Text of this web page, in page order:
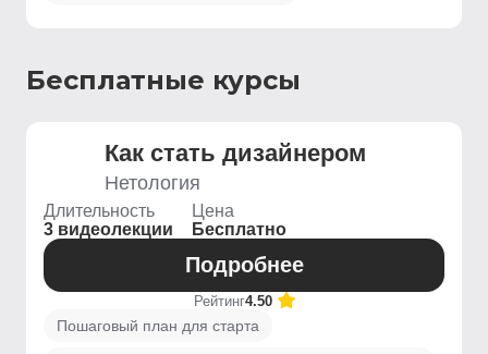
Бесплатные курсы
Как стать дизайнером
Нетология
Длительность
3 видеолекции
Цена
Бесплатно
Подробнее
Рейтинг4.50
Пошаговый план для старта